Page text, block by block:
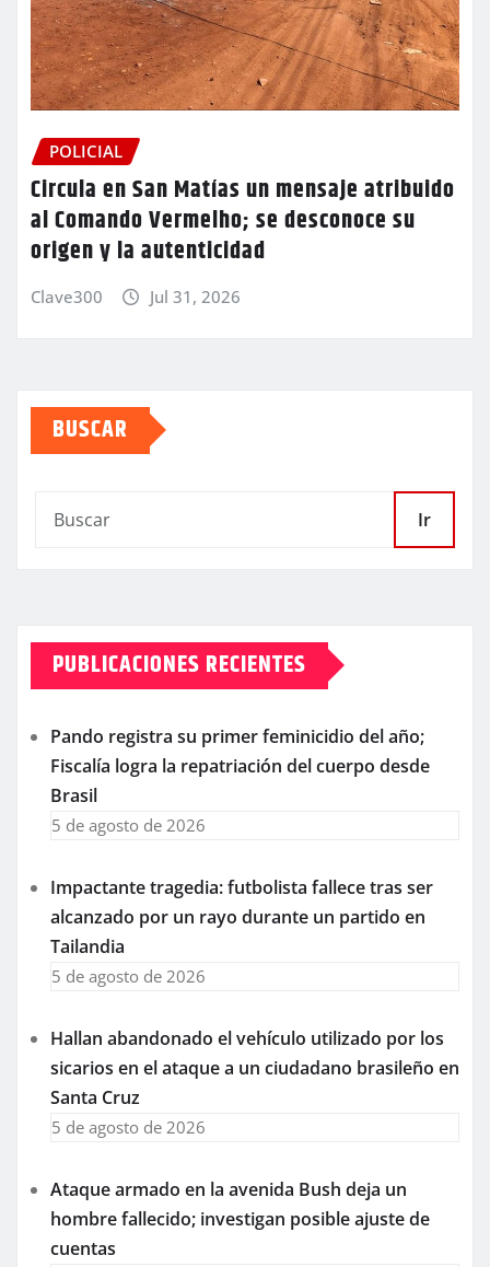
POLICIAL
Circula en San Matías un mensaje atribuido
al Comando Vermelho; se desconoce su
origen y la autenticidad
Clave300 Jul 31, 2026
BUSCAR
Ir
PUBLICACIONES RECIENTES
Pando registra su primer feminicidio del año;
Fiscalía logra la repatriación del cuerpo desde
Brasil
5 de agosto de 2026
Impactante tragedia: futbolista fallece tras ser
alcanzado por un rayo durante un partido en
Tailandia
5 de agosto de 2026
Hallan abandonado el vehículo utilizado por los
sicarios en el ataque a un ciudadano brasileño en
Santa Cruz
5 de agosto de 2026
Ataque armado en la avenida Bush deja un
hombre fallecido; investigan posible ajuste de
cuentas